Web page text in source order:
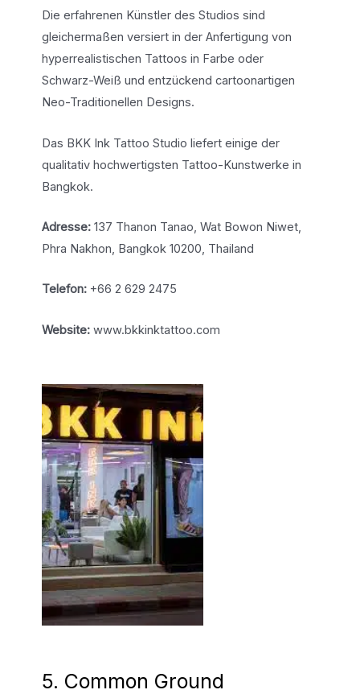
Die erfahrenen Künstler des Studios sind
gleichermaßen versiert in der Anfertigung von
hyperrealistischen Tattoos in Farbe oder
Schwarz-Weiß und entzückend cartoonartigen
Neo-Traditionellen Designs.
Das BKK Ink Tattoo Studio liefert einige der
qualitativ hochwertigsten Tattoo-Kunstwerke in
Bangkok.
Adresse:137 Thanon Tanao, Wat Bowon Niwet,
Phra Nakhon, Bangkok 10200, Thailand
Telefon: +66 2 629 2475
Website:www.bkkinktattoo.com
5. Common Ground